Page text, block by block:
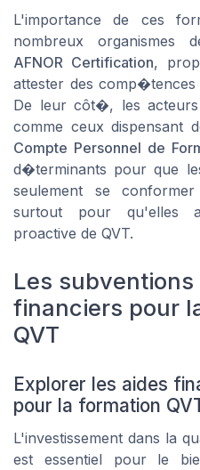
L'importance de ces
nombreux organismes
AFNOR Certification,
attester des comp�tences
De leur côt�, les
comme ceux dispensant
Compte Personnel de
d�terminants pour que
seulement se
surtout pour qu'elles
proactive de QVT.
Les
financiers pour
QVT
Explorer les aides
pour la formation
L'investissement dans la
est essentiel pour le